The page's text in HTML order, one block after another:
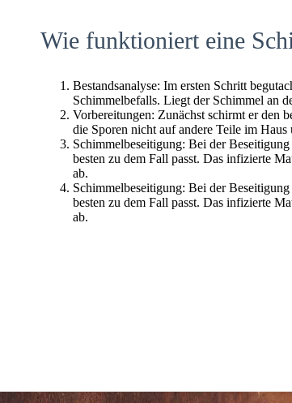
Wie funktioniert eine
Bestandsanalyse: Im ersten Schritt
Schimmelbefalls. Liegt der Schimmel an
Vorbereitungen: Zunächst schirmt er den
die Sporen nicht auf andere Teile im Haus
Schimmelbeseitigung: Bei der
besten zu dem Fall passt. Das infizierte
ab.
Schimmelbeseitigung: Bei der
besten zu dem Fall passt. Das infizierte
ab.